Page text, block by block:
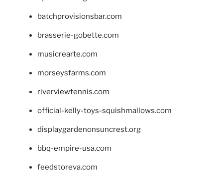
batchprovisionsbar.com
brasserie-gobette.com
musicrearte.com
morseysfarms.com
riverviewtennis.com
official-kelly-toys-squishmallows.com
displaygardenonsuncrest.org
bbq-empire-usa.com
feedstoreva.com